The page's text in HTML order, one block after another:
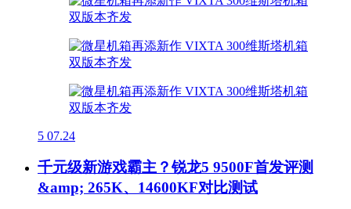
5 07.24
千元级新游戏霸主？锐龙5 9500F首发评测
&amp; 265K、14600KF对比测试